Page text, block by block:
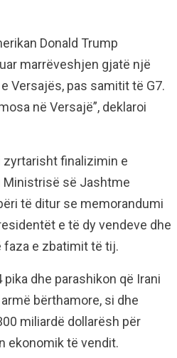
Donald Trump
marrëveshjen gjatë një
Versajës, pas samitit të G7.
në Versajë”, deklaroi
zyrtarisht finalizimin e
Ministrisë së Jashtme
të ditur se memorandumi
e të dy vendeve dhe
e zbatimit të tij.
dhe parashikon që Irani
bërthamore, si dhe
miliardë dollarësh për
ekonomik të vendit.